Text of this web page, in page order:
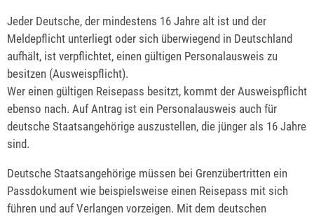
Jeder Deutsche, der mindestens 16 Jahre alt ist und der
Meldepflicht unterliegt oder sich überwiegend in Deutschland
aufhält, ist verpflichtet, einen gültigen Personalausweis zu
besitzen (Ausweispflicht).
Wer einen gültigen Reisepass besitzt, kommt der Ausweispflicht
ebenso nach. Auf Antrag ist ein Personalausweis auch für
deutsche Staatsangehörige auszustellen, die jünger als 16 Jahre
sind.
Deutsche Staatsangehörige müssen bei Grenzübertritten ein
Passdokument wie beispielsweise einen Reisepass mit sich
führen und auf Verlangen vorzeigen. Mit dem deutschen